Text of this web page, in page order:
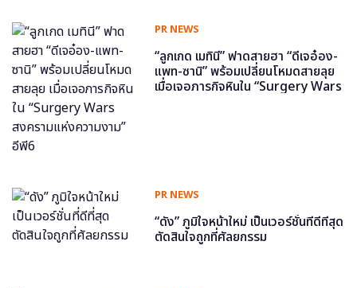
PR NEWS
“ลูกเกด เมทินี” ฟาดสายฮา “ดีเจอ๋อง-
แพท-ซานิ” พร้อมเปลี่ยนโหมดสายลุย
เมื่อเจอภารกิจหินใน “Surgery Wars
PR NEWS
“ดัง” ภูมิใจหน้าใหม่ เป็นเวอร์ชั่นที่ดีที่สุด
ตัดสินใจถูกที่ศัลยกรรม